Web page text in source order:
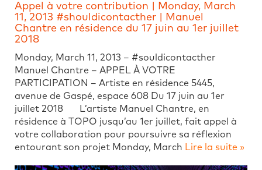
Appel à votre contribution | Monday, March
11, 2013 #shouldicontacther | Manuel
Chantre en résidence du 17 juin au 1er juillet
2018
Monday, March 11, 2013 – #souldicontacther
Manuel Chantre – APPEL À VOTRE
PARTICIPATION – Artiste en résidence 5445,
avenue de Gaspé, espace 608 Du 17 juin au 1er
juillet 2018 L’artiste Manuel Chantre, en
résidence à TOPO jusqu’au 1er juillet, fait appel à
votre collaboration pour poursuivre sa réflexion
entourant son projet Monday, March Lire la suite »